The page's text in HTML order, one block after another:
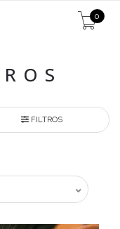
0
FILTROS